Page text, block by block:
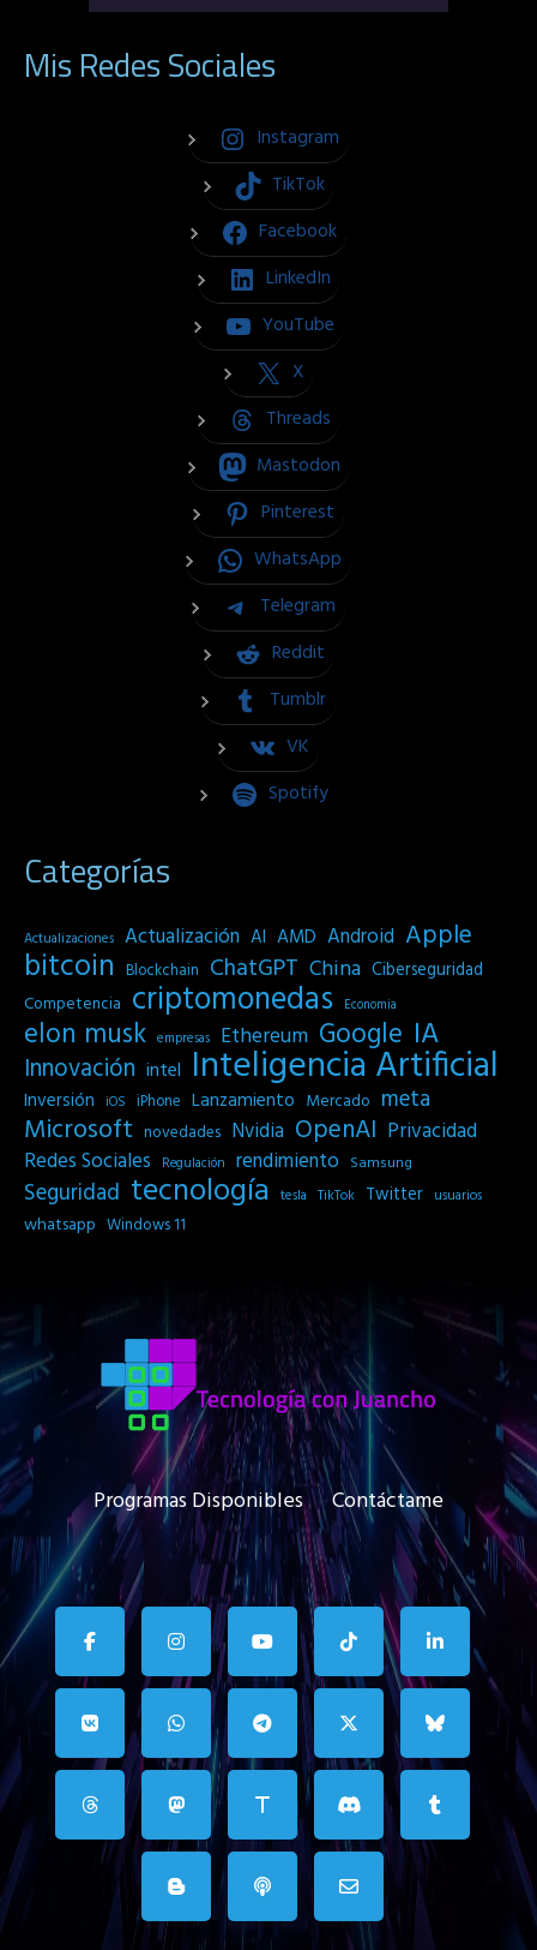
Mis Redes Sociales
Instagram
TikTok
Facebook
LinkedIn
YouTube
X
Threads
Mastodon
Pinterest
WhatsApp
Telegram
Reddit
Tumblr
VK
Spotify
Categorías
Actualizaciones Actualización AI AMD Android Apple
bitcoin Blockchain ChatGPT China Ciberseguridad
Competencia criptomonedas Economia
elon musk empresas Ethereum Google IA
Innovación intel Inteligencia Artificial
Inversión iOS iPhone Lanzamiento Mercado meta
Microsoft novedades Nvidia OpenAI Privacidad
Redes Sociales
Regulación rendimiento Samsung
Seguridad tecnología tesla TikTok Twitter usuarios
whatsapp Windows 11
Programas Disponibles Contáctame